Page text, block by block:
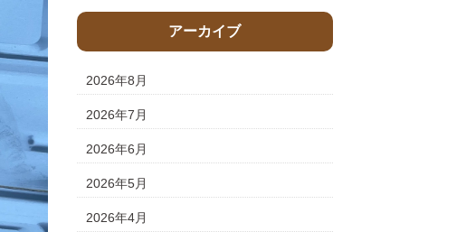
アーカイブ
2026年8月
2026年7月
2026年6月
2026年5月
2026年4月